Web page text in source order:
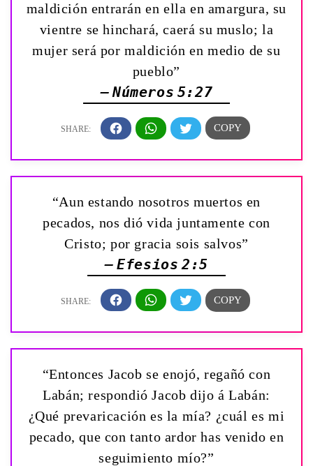
maldición entrarán en ella en amargura, su
vientre se hinchará, caerá su muslo; la
mujer será por maldición en medio de su
pueblo”
— Números 5:27
“Aun estando nosotros muertos en
pecados, nos dió vida juntamente con
Cristo; por gracia sois salvos”
— Efesios 2:5
“Entonces Jacob se enojó, regañó con
Labán; respondió Jacob dijo á Labán:
¿Qué prevaricación es la mía? ¿cuál es mi
pecado, que con tanto ardor has venido en
seguimiento mío?”